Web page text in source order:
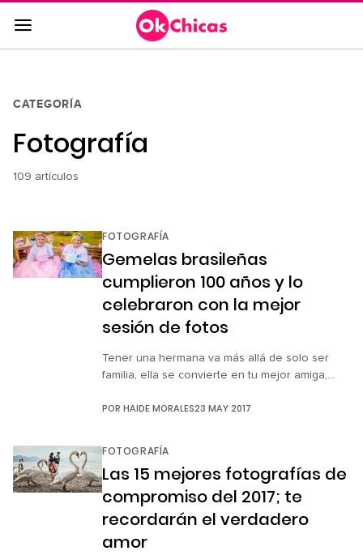
Saltar
al
contenido
Saltar
la
navegación
principal
CATEGORÍA
Fotografía
109 artículos
FOTOGRAFÍA
Gemelas brasileñas
cumplieron 100 años y lo
celebraron con la mejor
sesión de fotos
Tener una hermana va más allá de solo ser
familia, ella se convierte en tu mejor amiga,
aunque algunas veces terminen discutiendo
estas experiencias durante 100 años como las
Pignaton Pontini. Las hermanas nacieron en
Ibiracu, Brasil el 24 […]
POR HAIDE MORALES23 MAY 2017
FOTOGRAFÍA
Las 15 mejores fotografías de
compromiso del 2017; te
recordarán el verdadero
amor